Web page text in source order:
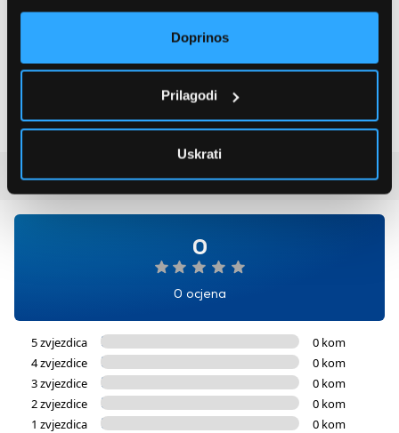
Doprinos
Prilagodi
Uskrati
Hladnjak s donjim
Bosch
AdvancedAquatak 160
(06008A7800)
463,99 EUR
Recenzije kupaca(0)
0
0 ocjena
5 zvjezdica
0 kom
4 zvjezdice
0 kom
3 zvjezdice
0 kom
2 zvjezdice
0 kom
1 zvjezdica
0 kom